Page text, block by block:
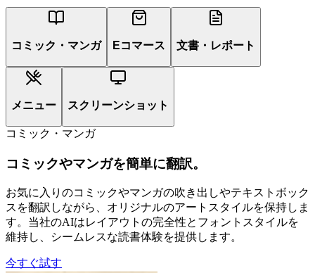
コミック・マンガ Eコマース 文書・レポート
メニュー スクリーンショット
コミック・マンガ
コミックやマンガを簡単に翻訳。
お気に入りのコミックやマンガの吹き出しやテキストボック
スを翻訳しながら、オリジナルのアートスタイルを保持しま
す。当社のAIはレイアウトの完全性とフォントスタイルを
維持し、シームレスな読書体験を提供します。
今すぐ試す